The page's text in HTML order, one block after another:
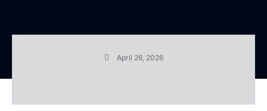
April 26, 2026